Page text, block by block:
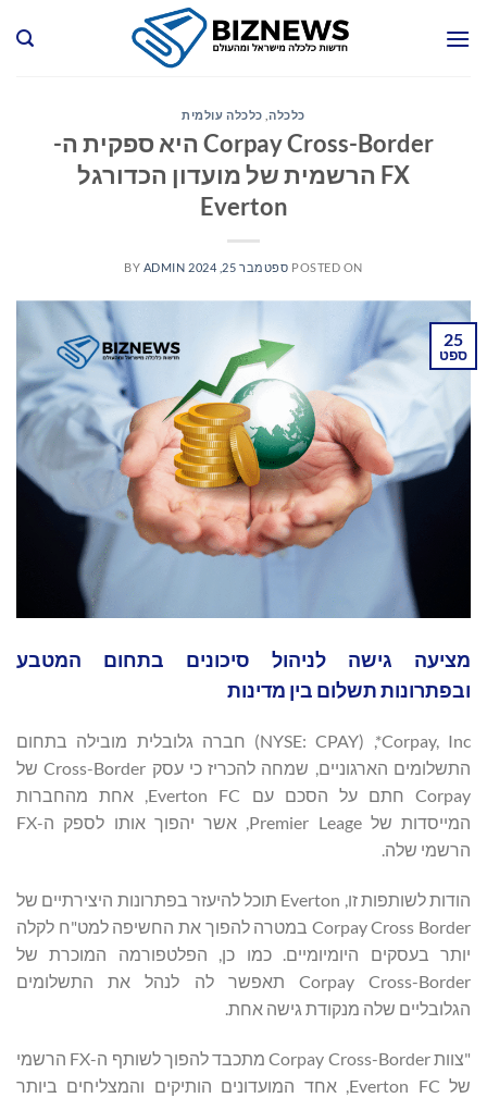
כלכלה, כלכלה עולמית
Corpay Cross-Border היא ספקית ה-
FX הרשמית של מועדון הכדורגל
Everton
POSTED ON ספטמבר 25, 2024 BY ADMIN
25
ספט
מציעה גישה לניהול סיכונים בתחום המטבע
ובפתרונות תשלום בין מדינות
Corpay, Inc*, ‏(NYSE: CPAY) חברה גלובלית מובילה בתחום
התשלומים הארגוניים, שמחה להכריז כי עסק Cross-Border של
Corpay חתם על הסכם עם Everton FC, אחת מהחברות
המייסדות של Premier Leage, אשר יהפוך אותו לספק ה-FX
הרשמי שלה.
הודות לשותפות זו, Everton תוכל להיעזר בפתרונות היצירתיים של
Corpay Cross Border במטרה להפוך את החשיפה למט"ח לקלה
יותר בעסקים היומיומיים. כמו כן, הפלטפורמה המוכרת של
Corpay Cross-Border תאפשר לה לנהל את התשלומים
הגלובליים שלה מנקודת גישה אחת.
"צוות Corpay Cross-Border מתכבד להפוך לשותף ה-FX הרשמי
של Everton FC, אחד המועדונים הותיקים והמצליחים ביותר